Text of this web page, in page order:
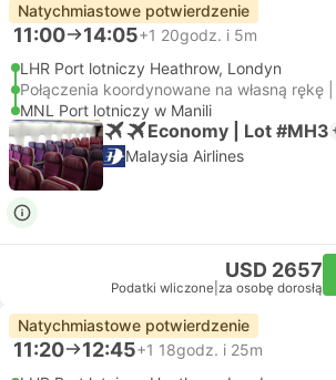
Natychmiastowe potwierdzenie
11:00 14:05+1 20godz. i 5m
LHR Port lotniczy Heathrow, Londyn
Połączenia koordynowane na własną rękę
MNL Port lotniczy w Manili
Economy | Lot #MH3
Malaysia Airlines
USD 2657
Podatki wliczone za osobę dorosłą
Natychmiastowe potwierdzenie
11:20 12:45+1 18godz. i 25m